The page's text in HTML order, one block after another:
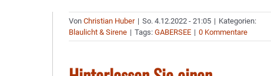
VonChristian Huber | So. 4.12.2022 - 21:05 | Kategorien:
Blaulicht & Sirene | Tags:GABERSEE | 0 Kommentare